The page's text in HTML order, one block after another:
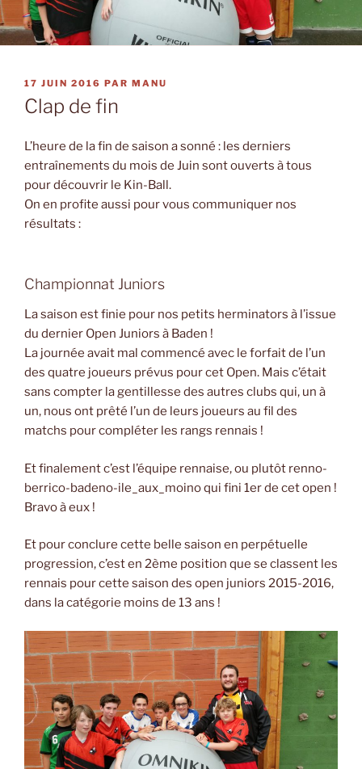
PUBLIÉ
LE
17 JUIN 2016 PAR MANU
Clap de fin
L’heure de la fin de saison a sonné : les derniers
entraînements du mois de Juin sont ouverts à tous
pour découvrir le Kin-Ball.
On en profite aussi pour vous communiquer nos
résultats :
Championnat Juniors
La saison est finie pour nos petits herminators à l’issue
du dernier Open Juniors à Baden !
La journée avait mal commencé avec le forfait de l’un
des quatre joueurs prévus pour cet Open. Mais c’était
sans compter la gentillesse des autres clubs qui, un à
un, nous ont prêté l’un de leurs joueurs au fil des
matchs pour compléter les rangs rennais !
Et finalement c’est l’équipe rennaise, ou plutôt renno-
berrico-badeno-ile_aux_moino qui fini 1er de cet open !
Bravo à eux !
Et pour conclure cette belle saison en perpétuelle
progression, c’est en 2ème position que se classent les
rennais pour cette saison des open juniors 2015-2016,
dans la catégorie moins de 13 ans !